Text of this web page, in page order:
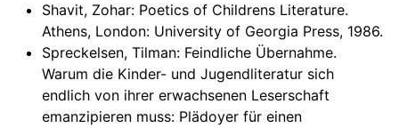
Shavit, Zohar: Poetics of Childrens Literature.
Athens, London: University of Georgia Press, 1986.
Spreckelsen, Tilman: Feindliche Übernahme.
Warum die Kinder- und Jugendliteratur sich
endlich von ihrer erwachsenen Leserschaft
emanzipieren muss: Plädoyer für einen